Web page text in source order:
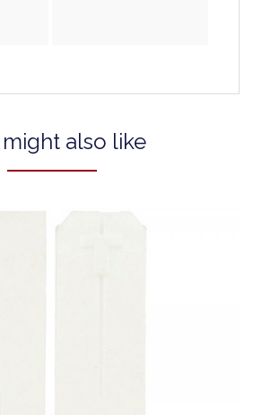
also like